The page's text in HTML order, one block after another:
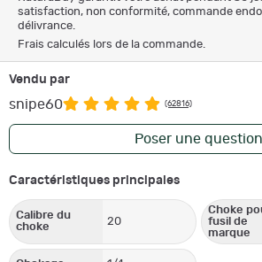
satisfaction, non conformité, commande
délivrance.
Frais calculés lors de la commande.
Vendu par
snipe60 (62816)
Poser une question
Caractéristiques principales
Calibre du
choke
20
Choke
fusil de
marque